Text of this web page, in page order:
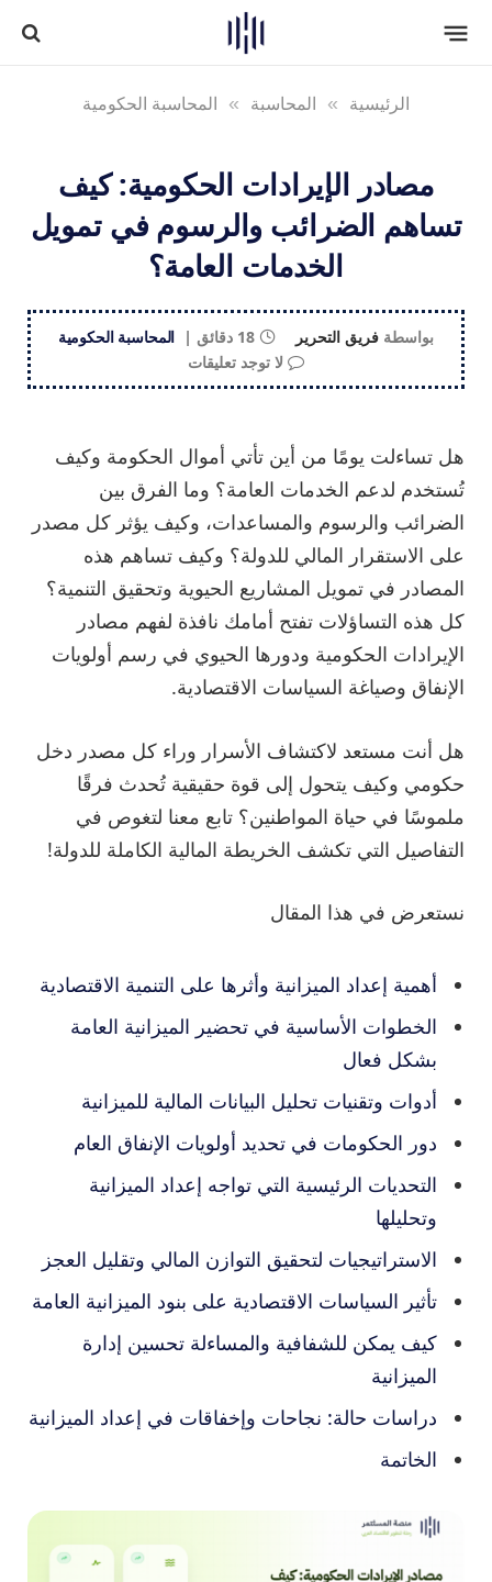
الرئيسية » المحاسبة » المحاسبة الحكومية
مصادر الإيرادات الحكومية: كيف
تساهم الضرائب والرسوم في تمويل
الخدمات العامة؟
بواسطة فريق التحرير 18 دقائق
المحاسبة الحكومية
لا توجد تعليقات
هل تساءلت يومًا من أين تأتي أموال الحكومة وكيف
تُستخدم لدعم الخدمات العامة؟ وما الفرق بين
الضرائب والرسوم والمساعدات، وكيف يؤثر كل مصدر
على الاستقرار المالي للدولة؟ وكيف تساهم هذه
المصادر في تمويل المشاريع الحيوية وتحقيق التنمية؟
كل هذه التساؤلات تفتح أمامك نافذة لفهم مصادر
الإيرادات الحكومية ودورها الحيوي في رسم أولويات
الإنفاق وصياغة السياسات الاقتصادية.
هل أنت مستعد لاكتشاف الأسرار وراء كل مصدر دخل
حكومي وكيف يتحول إلى قوة حقيقية تُحدث فرقًا
ملموسًا في حياة المواطنين؟ تابع معنا لتغوص في
التفاصيل التي تكشف الخريطة المالية الكاملة للدولة!
نستعرض في هذا المقال
أهمية إعداد الميزانية وأثرها على التنمية الاقتصادية
الخطوات الأساسية في تحضير الميزانية العامة
بشكل فعال
أدوات وتقنيات تحليل البيانات المالية للميزانية
دور الحكومات في تحديد أولويات الإنفاق العام
التحديات الرئيسية التي تواجه إعداد الميزانية
وتحليلها
الاستراتيجيات لتحقيق التوازن المالي وتقليل العجز
تأثير السياسات الاقتصادية على بنود الميزانية العامة
كيف يمكن للشفافية والمساءلة تحسين إدارة
الميزانية
دراسات حالة: نجاحات وإخفاقات في إعداد الميزانية
الخاتمة